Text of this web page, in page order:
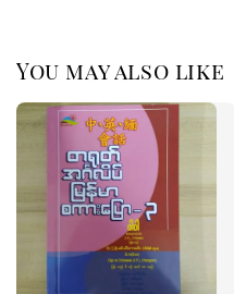
You may also like